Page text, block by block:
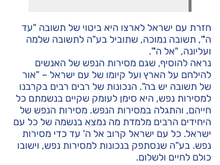
חזרת עם ישראל לארצו היא ביטוי של תשובה "עד
ה'", תשובה נמוכה, שתוביל בע"ה לתשובה שלמה
ועליונה, "אל ה'".
נראה להוסיף, שגם מסירות הנפש של האנשים
להילחם על הארץ ועל קיומו של עם ישראל – "אור
של תשובה יש בה". הנכונות של רבים רבים בקרבנו
למסירות נפש, היא סימן לעומק שקיים בנשמתם כל
חייהם, והתגלה במסירות הנפש. מסירות הנפש של
היחידים הרבים מלמדת מה נמצא בנשמה של כל עם
ישראל. כל עם ישראל קרוב אל ה' עד כדי מסירות
נפש. בע"ה שנסתפק בנכונות למסירות נפש, וישובו
כולם לחיים ולשלום.